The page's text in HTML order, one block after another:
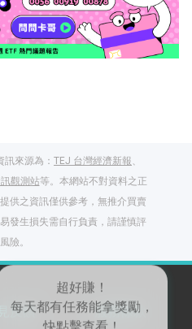
來源為： TEJ 台灣經濟新報、
觀測站等。本網站不對資料之正
供之資訊僅供參考，無推介買賣
發生損失需自行負責，請謹慎評
險。
反饋 服務條款
任一文章